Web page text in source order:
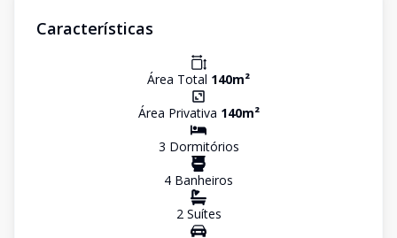
Características
Área Total 140m²
Área Privativa 140m²
3 Dormitórios
4 Banheiros
2Suítes